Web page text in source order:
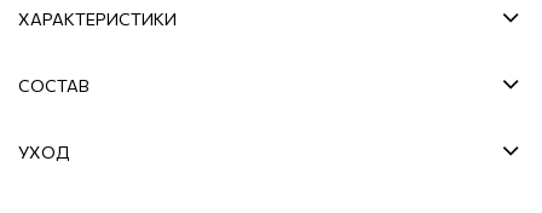
ХАРАКТЕРИСТИКИ
СОСТАВ
УХОД